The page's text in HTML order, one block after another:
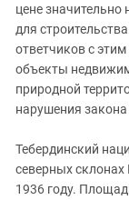
цене
для
ответчиков с
объекты
природной
нарушения закона
Тебердинский
северных склонах
1936 году.